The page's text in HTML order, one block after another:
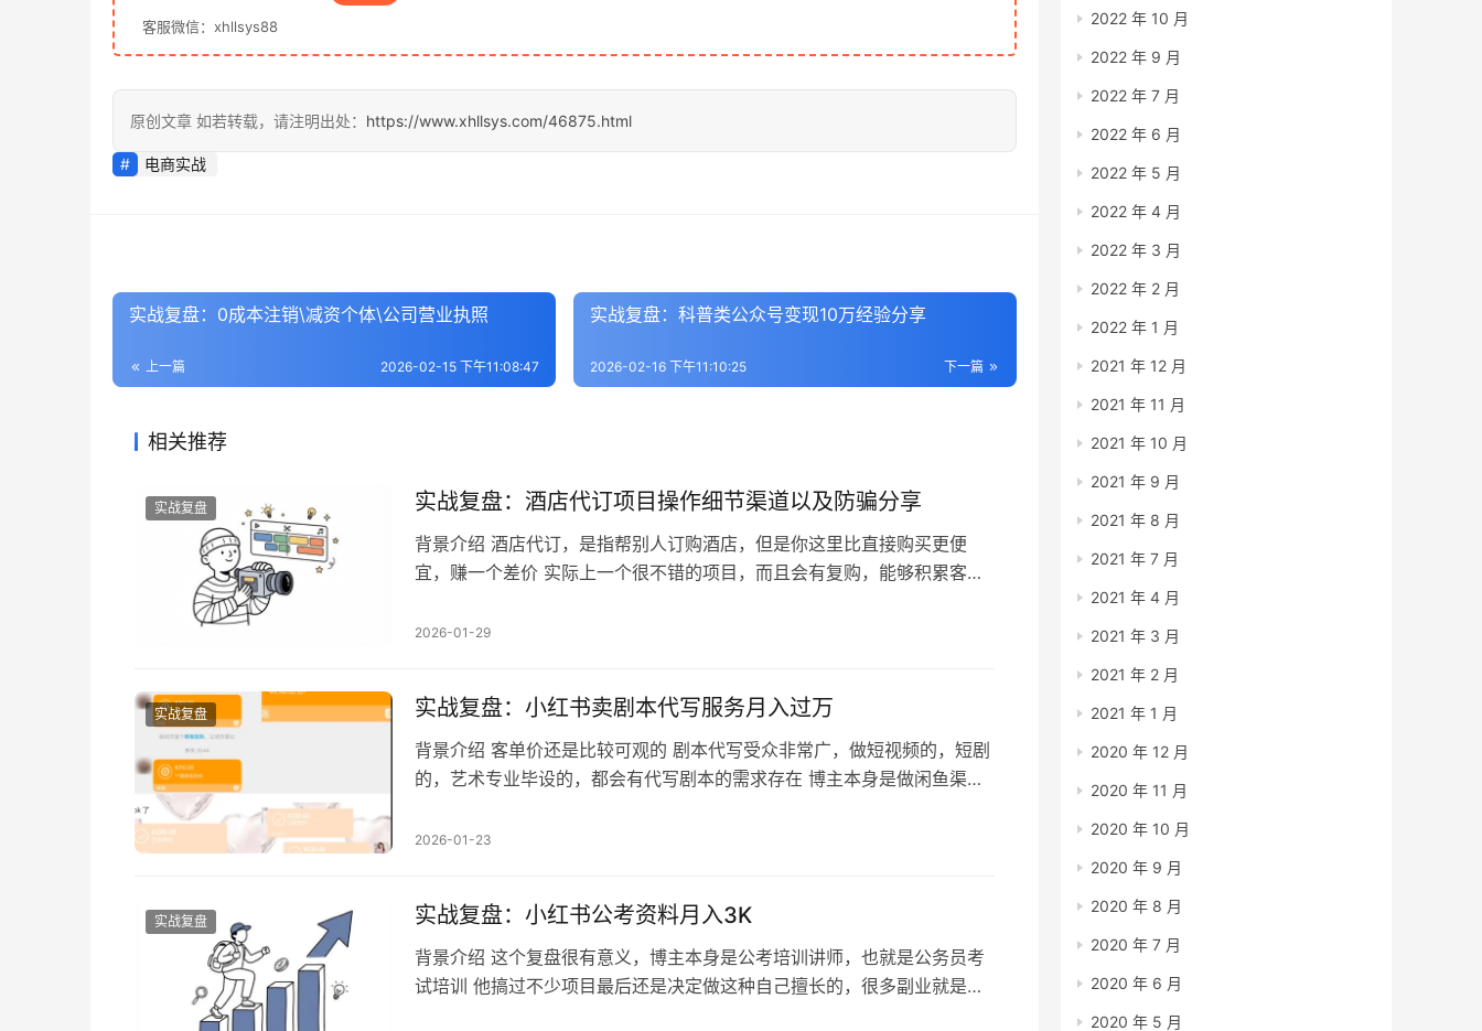
客服微信：xhllsys88
原创文章 如若转载，请注明出处： https://www.xhllsys.com/46875.html
电商实战
实战复盘：0成本注销\减资个体\公司营业执照
上一篇 2026-02-15 下午11:08:47
实战复盘：科普类公众号变现10万经验分享
下一篇
2026-02-16 下午11:10:25
相关推荐
实战复盘 实战复盘：酒店代订项目操作细节渠道以及防骗分享
背景介绍 酒店代订，是指帮别人订购酒店，但是你这里比直接购买更便
宜，赚一个差价 实际上一个很不错的项目，而且会有复购，能够积累客户
对酒店代订感兴趣，或者只是想自己住酒店省钱的都可以看看 内容目录 代
2026-01-29
实战复盘 实战复盘：小红书卖剧本代写服务月入过万
背景介绍 客单价还是比较可观的 剧本代写受众非常广，做短视频的，短剧
的，艺术专业毕设的，都会有代写剧本的需求存在 博主本身是做闲鱼渠道
红书客单价高 这篇复盘就是讲述如何在小红书从0到1把剧本代写这个业务
2026-01-23
实战复盘 实战复盘：小红书公考资料月入3K
背景介绍 这个复盘很有意义，博主本身是公考培训讲师，也就是公务员考
试培训 他搞过不少项目最后还是决定做这种自己擅长的，很多副业就是这
2022 年 10 月
2022 年 9 月
2022 年 7 月
2022 年 6 月
2022 年 5 月
2022 年 4 月
2022 年 3 月
2022 年 2 月
2022 年 1 月
2021 年 12 月
2021 年 11 月
2021 年 10 月
2021 年 9 月
2021 年 8 月
2021 年 7 月
2021 年 4 月
2021 年 3 月
2021 年 2 月
2021 年 1 月
2020 年 12 月
2020 年 11 月
2020 年 10 月
2020 年 9 月
2020 年 8 月
2020 年 7 月
2020 年 6 月
2020 年 5 月